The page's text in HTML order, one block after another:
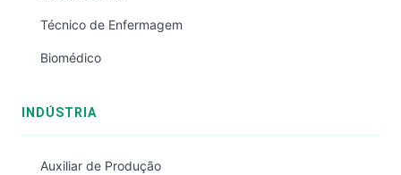
Técnico de Enfermagem
Biomédico
INDÚSTRIA
Auxiliar de Produção